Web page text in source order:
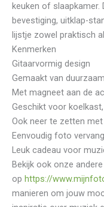
keuken of slaapkamer.
bevestiging, uitklap-
lijstje zowel praktisch
Kenmerken
Gitaarvormig design
Gemaakt van
Met magneet aan de
Geschikt voor
Ook neer te zetten
Eenvoudig foto
Leuk cadeau voor
Bekijk ook onze
op https://
manieren om jouw